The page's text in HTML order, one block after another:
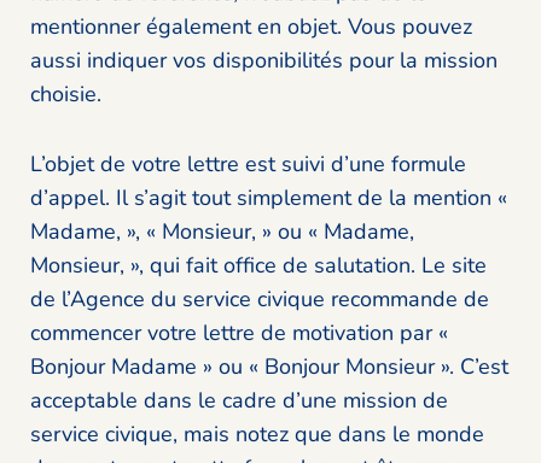
mentionner également en objet. Vous pouvez
aussi indiquer vos disponibilités pour la mission
choisie.
L’objet de votre lettre est suivi d’une formule
d’appel. Il s’agit tout simplement de la mention «
Madame, », « Monsieur, » ou « Madame,
Monsieur, », qui fait office de salutation. Le site
de l’Agence du service civique recommande de
commencer votre lettre de motivation par «
Bonjour Madame » ou « Bonjour Monsieur ». C’est
acceptable dans le cadre d’une mission de
service civique, mais notez que dans le monde